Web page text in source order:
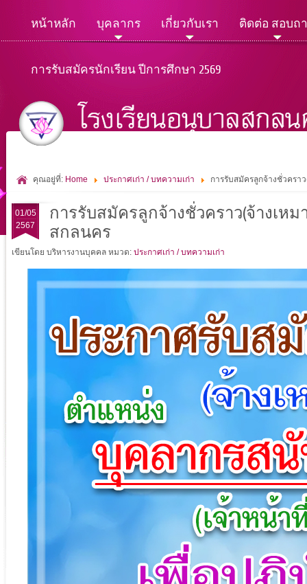
หน้าหลัก บุคลากร เกี่ยวกับเรา ติดต่อ สอบถ
การรับสมัครนักเรียน ปีการศึกษา 2569
คุณอยู่ที่: Home ประกาศเก่า / บทความเก่า การรับสมัครลูกจ้างชั่วครา
01/05
2567
การรับสมัครลูกจ้างชั่วคราว(จ้างเห
สกลนคร
เขียนโดย บริหารงานบุคคล หมวด: ประกาศเก่า / บทความเก่า